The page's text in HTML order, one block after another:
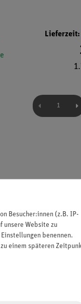
Lieferzeit:
Langzeitstabilität
Besucher:innen (z.B. IP-
unsere Website zu
benennen.
einem späteren